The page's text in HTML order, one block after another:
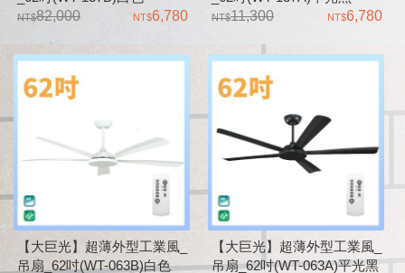
82,000
6,780
11,300
6,780
【大巨光】超薄外型工業風_
吊扇_62吋(WT-063B)白色
【大巨光】超薄外型工業風_
吊扇_62吋(WT-063A)平光黑